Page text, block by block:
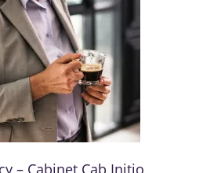
– Cabinet Cab Initio